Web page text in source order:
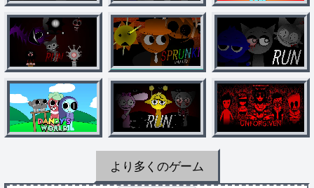
より多くのゲーム